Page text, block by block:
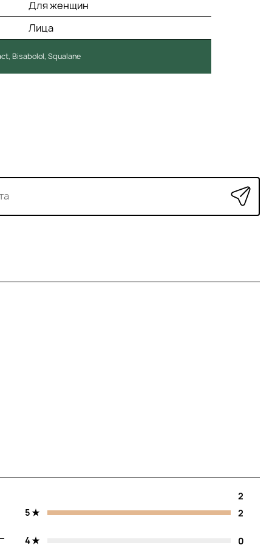
Для женщин
Лица
Bisabolol, Squalane
2
5
2
4 0